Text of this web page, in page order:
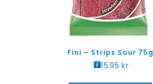
Fini – Strips Sour 75g
15.95 kr